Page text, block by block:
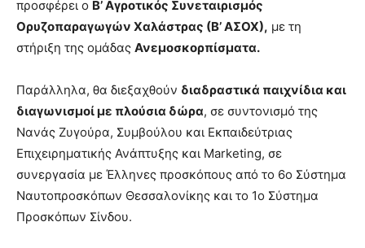
προσφέρει ο Β’ Αγροτικός Συνεταιρισμός
Ορυζοπαραγωγών Χαλάστρας (Β’ ΑΣΟΧ), με τη
στήριξη της ομάδας Ανεμοσκορπίσματα.
Παράλληλα, θα διεξαχθούν διαδραστικά παιχνίδια και
διαγωνισμοί με πλούσια δώρα, σε συντονισμό της
Νανάς Ζυγούρα, Συμβούλου και Εκπαιδεύτριας
Επιχειρηματικής Ανάπτυξης και Marketing, σε
συνεργασία με Έλληνες προσκόπους από το 6ο Σύστημα
Ναυτοπροσκόπων Θεσσαλονίκης και το 1ο Σύστημα
Προσκόπων Σίνδου.